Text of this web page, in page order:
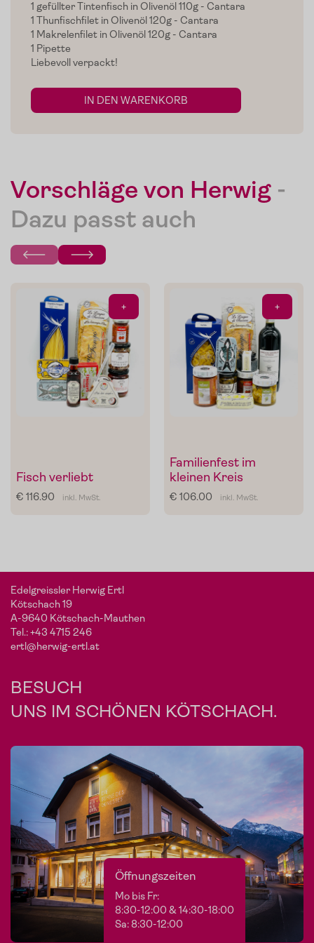
Home
Zum Shop
Verkostungen
Presse
Kontakt
Login
1 gefüllter Tintenfisch in Olivenöl 110g - Cantara
1 Thunfischfilet in Olivenöl 120g - Cantara
1 Makrelenfilet in Olivenöl 120g - Cantara
1 Pipette
Liebevoll verpackt!
IN DEN WARENKORB
Vorschläge von Herwig-
Dazu passt auch
+
Fisch verliebt
€ 116.90 inkl. MwSt.
+
Familienfest im
kleinen Kreis
€ 106.00 inkl. MwSt.
Edelgreissler Herwig Ertl
Kötschach 19
A-9640 Kötschach-Mauthen
Tel.:+43 4715 246
ertl@herwig-ertl.at
BESUCH
UNS IM SCHÖNEN KÖTSCHACH.
Öffnungszeiten
Mo bis Fr:
8:30-12:00 & 14:30-18:00
Sa: 8:30-12:00
Mein Liebling:
Sonnengeküsste To
maten
von
De
Die Pomodorini und das Tomaten-Olivenöl zum Verfeinern
von Pasta, Fisch oder Grillgemüse.